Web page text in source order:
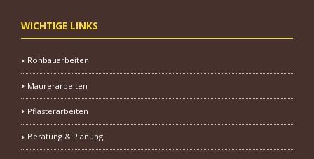
WICHTIGE LINKS
Rohbauarbeiten
Maurerarbeiten
Pflasterarbeiten
Beratung & Planung